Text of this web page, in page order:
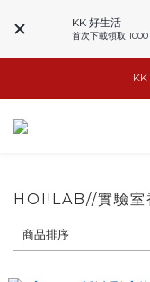
KK 好生活
首次下載領取
KK
HOI!LAB//實驗室
商品排序